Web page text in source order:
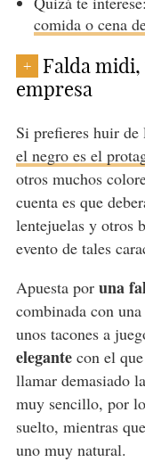
comida o cena
+
Falda
empresa
Si prefieres huir
el negro es el
otros muchos
cuenta es que
lentejuelas y otros
evento de tales
Apuesta por una
combinada con
unos tacones a
elegantecon el que
llamar demasiado
muy sencillo, por
suelto, mientras
uno muy natural.